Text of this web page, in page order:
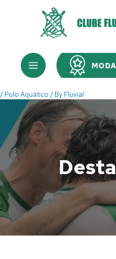
Menu
/ Polo Aquático / By Fluvial